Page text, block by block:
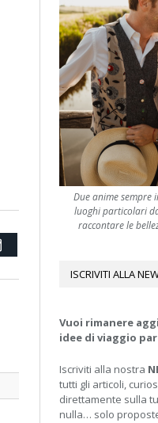
Email
Due anime sempre
luoghi particolari
raccontare le
ISCRIVITI ALLA
Vuoi rimanere
idee di viaggio
Iscriviti alla nostra
tutti gli articoli,
direttamente sulla
nulla… solo